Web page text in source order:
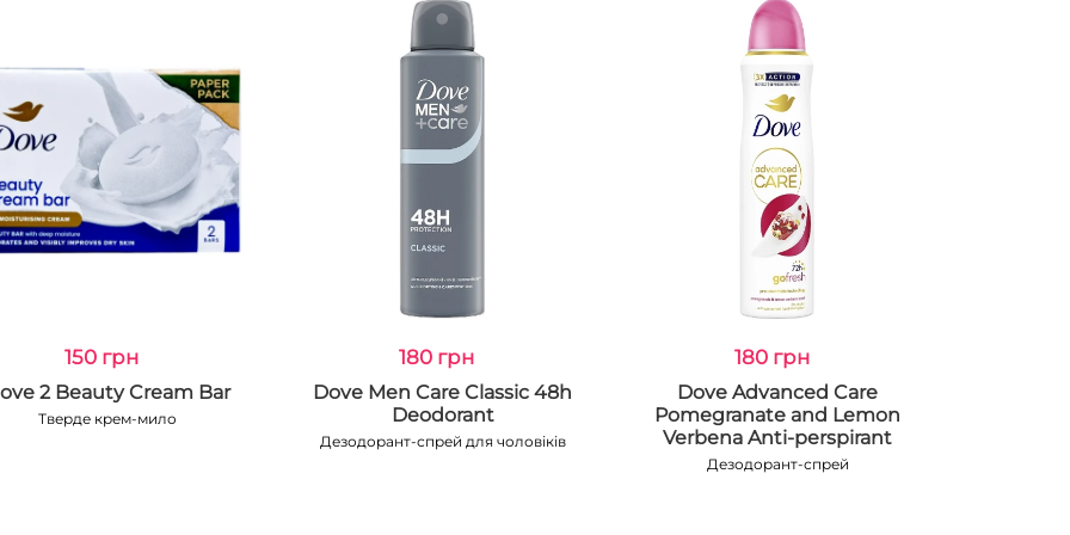
150 грн
2 Beauty Cream Bar
Тверде крем-мило
180 грн
Dove Men Care Classic 48h
Deodorant
Дезодорант-спрей для чоловіків
180 грн
Dove Advanced Care
Pomegranate and Lemon
Verbena Anti-perspirant
Дезодорант-спрей